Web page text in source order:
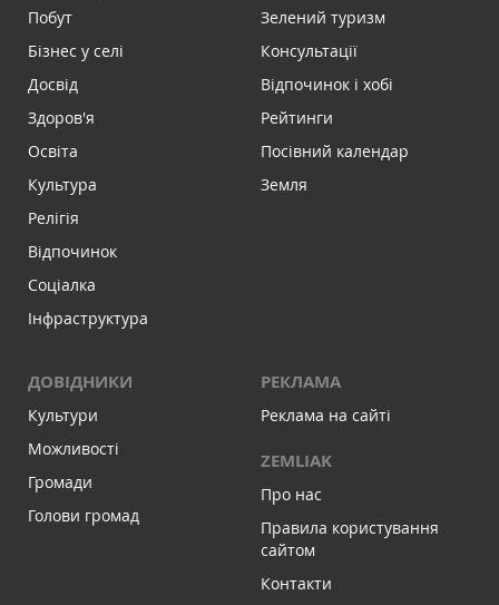
Побут
Бізнес у селі
Досвід
Здоров'я
Освіта
Культура
Релігія
Відпочинок
Соціалка
Інфраструктура
Зелений туризм
Консультації
Відпочинок і хобі
Рейтинги
Посівний календар
Земля
ДОВІДНИКИ
Культури
Можливості
Громади
Голови громад
РЕКЛАМА
Реклама на сайті
ZEMLIAK
Про нас
Правила користування
сайтом
Контакти